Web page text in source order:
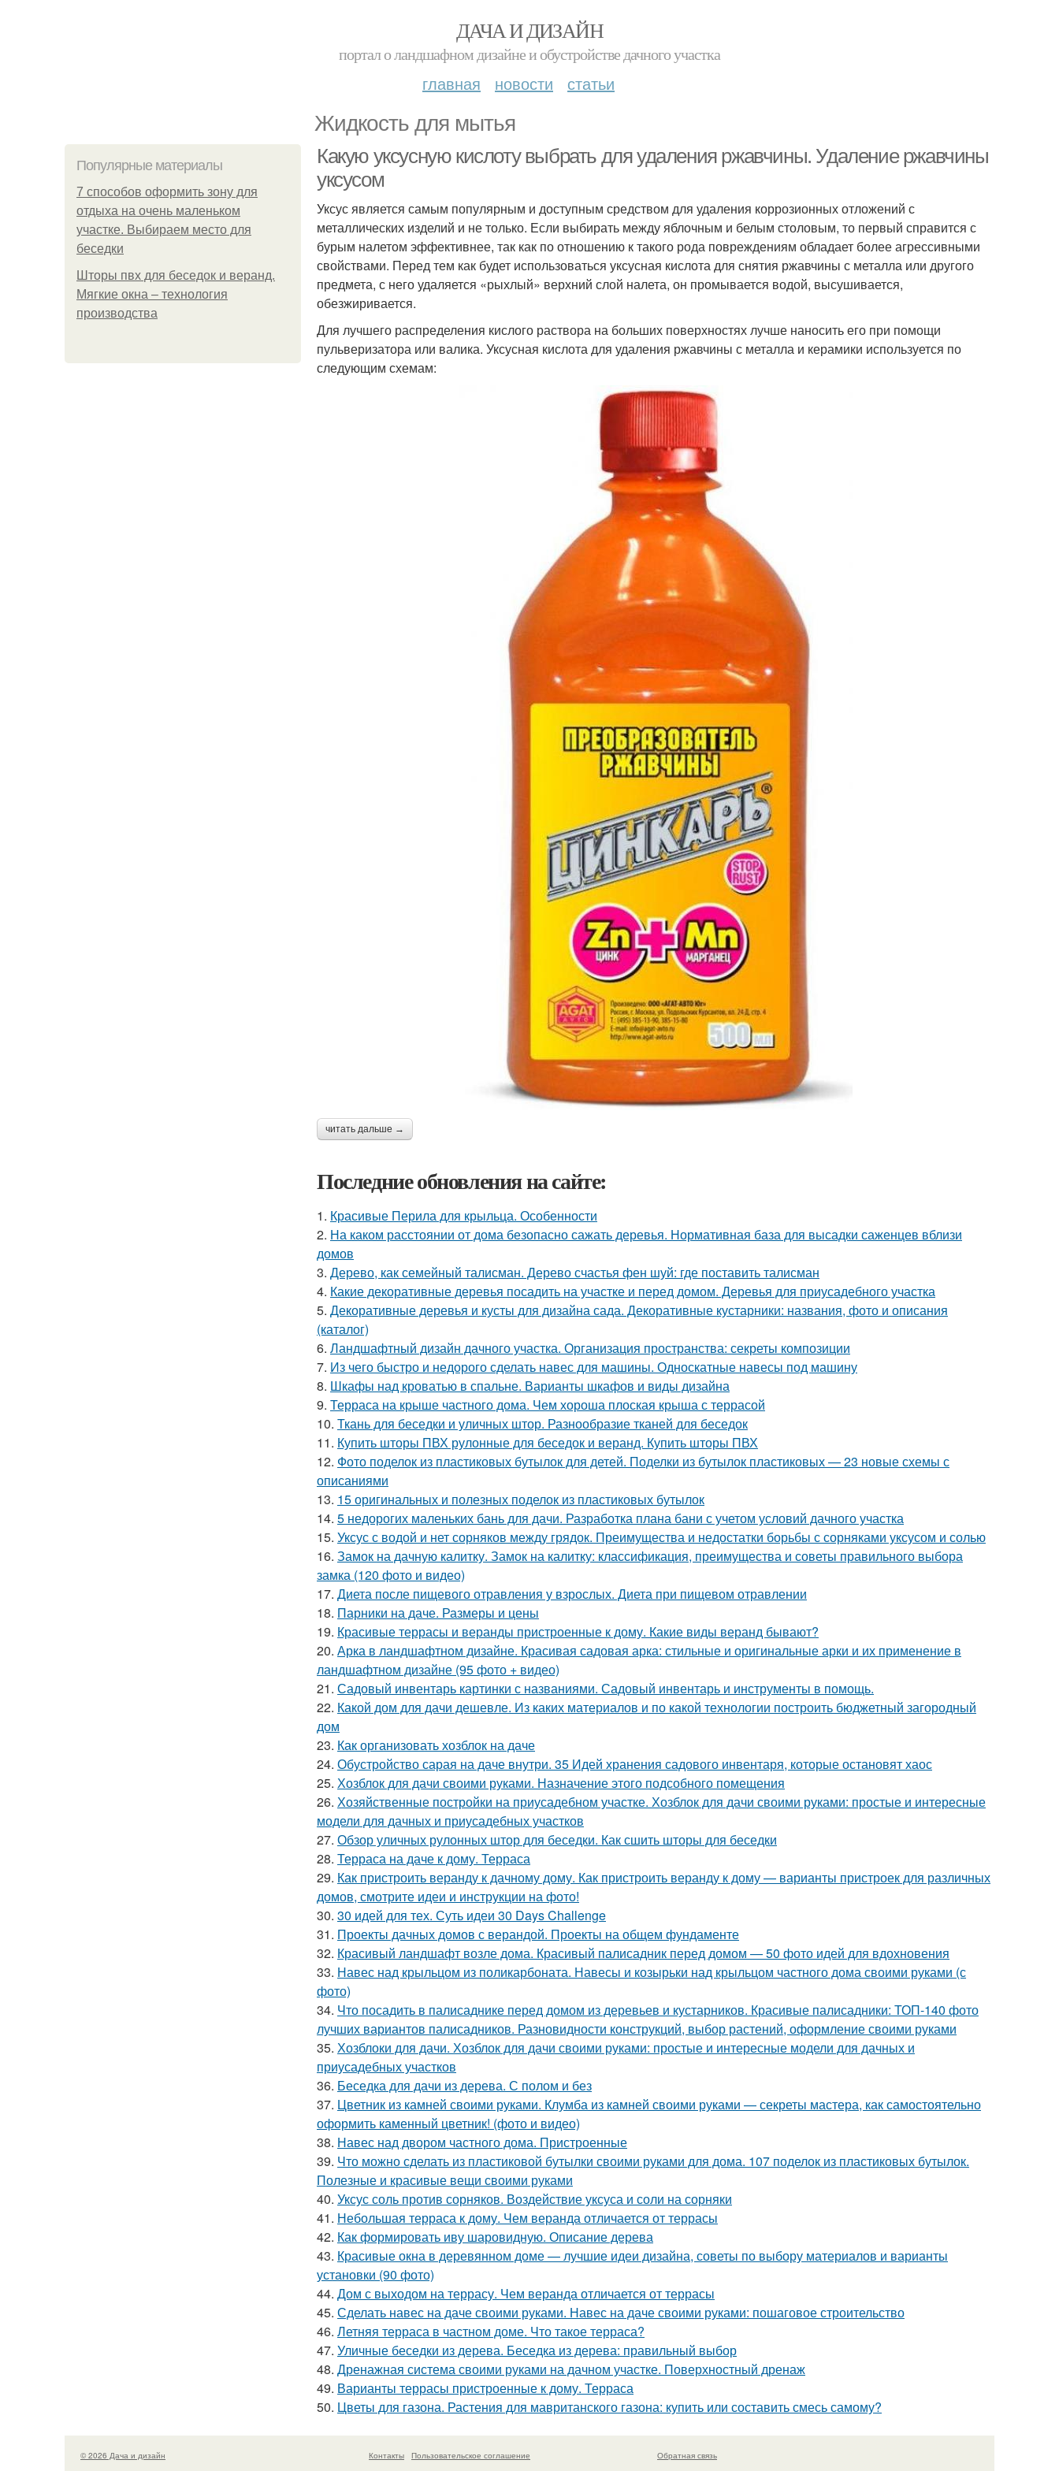
ДАЧА И ДИЗАЙН
портал о ландшафном дизайне и обустройстве дачного участка
главная новости статьи
Жидкость для мытья
Популярные материалы
7 способов оформить зону для
отдыха на очень маленьком
участке. Выбираем место для
беседки
Шторы пвх для беседок и веранд.
Мягкие окна – технология
производства
Какую уксусную кислоту выбрать для удаления ржавчины. Удаление ржавчины
уксусом
Уксус является самым популярным и доступным средством для удаления коррозионных отложений с
металлических изделий и не только. Если выбирать между яблочным и белым столовым, то первый справится с
бурым налетом эффективнее, так как по отношению к такого рода повреждениям обладает более агрессивными
свойствами. Перед тем как будет использоваться уксусная кислота для снятия ржавчины с металла или другого
предмета, с него удаляется «рыхлый» верхний слой налета, он промывается водой, высушивается,
обезжиривается.
Для лучшего распределения кислого раствора на больших поверхностях лучше наносить его при помощи
пульверизатора или валика. Уксусная кислота для удаления ржавчины с металла и керамики используется по
следующим схемам:
читать дальше →
Последние обновления на сайте:
1. Красивые Перила для крыльца. Особенности
2. На каком расстоянии от дома безопасно сажать деревья. Нормативная база для высадки саженцев вблизи
домов
3. Дерево, как семейный талисман. Дерево счастья фен шуй: где поставить талисман
4. Какие декоративные деревья посадить на участке и перед домом. Деревья для приусадебного участка
5. Декоративные деревья и кусты для дизайна сада. Декоративные кустарники: названия, фото и описания
(каталог)
6. Ландшафтный дизайн дачного участка. Организация пространства: секреты композиции
7. Из чего быстро и недорого сделать навес для машины. Односкатные навесы под машину
8. Шкафы над кроватью в спальне. Варианты шкафов и виды дизайна
9. Терраса на крыше частного дома. Чем хороша плоская крыша с террасой
10. Ткань для беседки и уличных штор. Разнообразие тканей для беседок
11. Купить шторы ПВХ рулонные для беседок и веранд. Купить шторы ПВХ
12. Фото поделок из пластиковых бутылок для детей. Поделки из бутылок пластиковых — 23 новые схемы с
описаниями
13. 15 оригинальных и полезных поделок из пластиковых бутылок
14. 5 недорогих маленьких бань для дачи. Разработка плана бани с учетом условий дачного участка
15. Уксус с водой и нет сорняков между грядок. Преимущества и недостатки борьбы с сорняками уксусом и солью
16. Замок на дачную калитку. Замок на калитку: классификация, преимущества и советы правильного выбора
замка (120 фото и видео)
17. Диета после пищевого отравления у взрослых. Диета при пищевом отравлении
18. Парники на даче. Размеры и цены
19. Красивые террасы и веранды пристроенные к дому. Какие виды веранд бывают?
20. Арка в ландшафтном дизайне. Красивая садовая арка: стильные и оригинальные арки и их применение в
ландшафтном дизайне (95 фото + видео)
21. Садовый инвентарь картинки с названиями. Садовый инвентарь и инструменты в помощь.
22. Какой дом для дачи дешевле. Из каких материалов и по какой технологии построить бюджетный загородный
дом
23. Как организовать хозблок на даче
24. Обустройство сарая на даче внутри. 35 Идей хранения садового инвентаря, которые остановят хаос
25. Хозблок для дачи своими руками. Назначение этого подсобного помещения
26. Хозяйственные постройки на приусадебном участке. Хозблок для дачи своими руками: простые и интересные
модели для дачных и приусадебных участков
27. Обзор уличных рулонных штор для беседки. Как сшить шторы для беседки
28. Терраса на даче к дому. Терраса
29. Как пристроить веранду к дачному дому. Как пристроить веранду к дому — варианты пристроек для различных
домов, смотрите идеи и инструкции на фото!
30. 30 идей для тех. Суть идеи 30 Days Challenge
31. Проекты дачных домов с верандой. Проекты на общем фундаменте
32. Красивый ландшафт возле дома. Красивый палисадник перед домом — 50 фото идей для вдохновения
33. Навес над крыльцом из поликарбоната. Навесы и козырьки над крыльцом частного дома своими руками (с
фото)
34. Что посадить в палисаднике перед домом из деревьев и кустарников. Красивые палисадники: ТОП-140 фото
лучших вариантов палисадников. Разновидности конструкций, выбор растений, оформление своими руками
35. Хозблоки для дачи. Хозблок для дачи своими руками: простые и интересные модели для дачных и
приусадебных участков
36. Беседка для дачи из дерева. С полом и без
37. Цветник из камней своими руками. Клумба из камней своими руками — секреты мастера, как самостоятельно
оформить каменный цветник! (фото и видео)
38. Навес над двором частного дома. Пристроенные
39. Что можно сделать из пластиковой бутылки своими руками для дома. 107 поделок из пластиковых бутылок.
Полезные и красивые вещи своими руками
40. Уксус соль против сорняков. Воздействие уксуса и соли на сорняки
41. Небольшая терраса к дому. Чем веранда отличается от террасы
42. Как формировать иву шаровидную. Описание дерева
43. Красивые окна в деревянном доме — лучшие идеи дизайна, советы по выбору материалов и варианты
установки (90 фото)
44. Дом с выходом на террасу. Чем веранда отличается от террасы
45. Сделать навес на даче своими руками. Навес на даче своими руками: пошаговое строительство
46. Летняя терраса в частном доме. Что такое терраса?
47. Уличные беседки из дерева. Беседка из дерева: правильный выбор
48. Дренажная система своими руками на дачном участке. Поверхностный дренаж
49. Варианты террасы пристроенные к дому. Терраса
50. Цветы для газона. Растения для мавританского газона: купить или составить смесь самому?
© 2026 Дача и дизайн Контакты
Пользовательское соглашение
Обратная связь